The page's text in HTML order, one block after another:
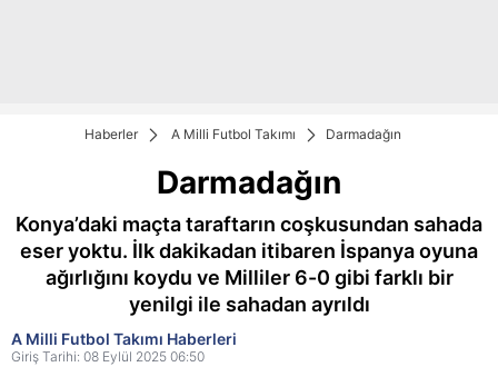
Haberler A Milli Futbol Takımı Darmadağın
Darmadağın
Konya’daki maçta taraftarın coşkusundan sahada
eser yoktu. İlk dakikadan itibaren İspanya oyuna
ağırlığını koydu ve Milliler 6-0 gibi farklı bir
yenilgi ile sahadan ayrıldı
A Milli Futbol Takımı Haberleri
Giriş Tarihi: 08 Eylül 2025 06:50